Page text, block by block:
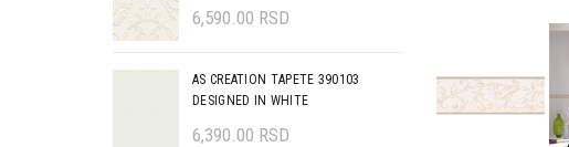
6,590.00 RSD
AS CREATION TAPETE 390103
DESIGNED IN WHITE
6,390.00 RSD